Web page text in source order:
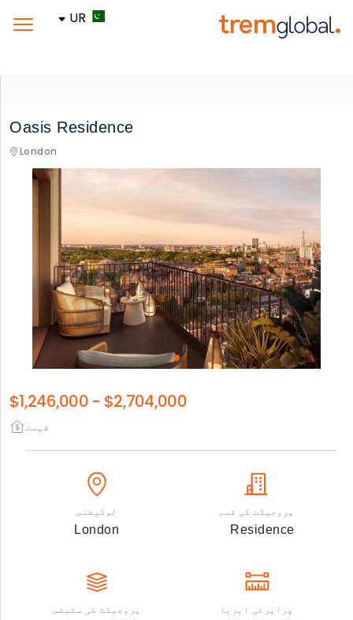
UR
Oasis Residence
London
قیمت
$1,246,000 - $2,704,000
پروجیکٹ کی قسم
Residence
لوکیشنس
London
پراپرٹی ایریا
پروجیکٹ کی سٹیٹس